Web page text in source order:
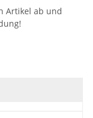
Artikel ab und